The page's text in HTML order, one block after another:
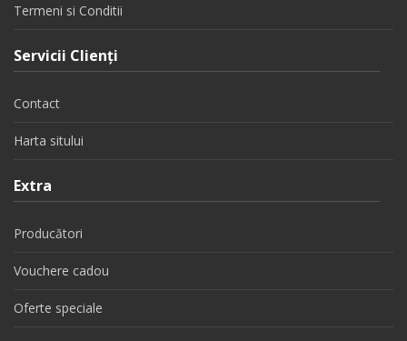
Termeni si Conditii
Servicii Clienţi
Contact
Harta sitului
Extra
Producători
Vouchere cadou
Oferte speciale